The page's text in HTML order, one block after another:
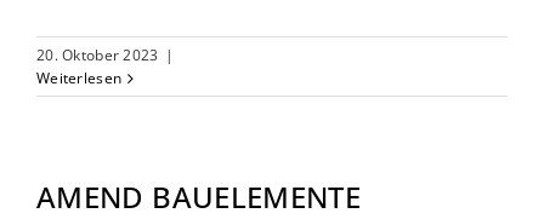
20. Oktober 2023 |
Weiterlesen
AMEND BAUELEMENTE